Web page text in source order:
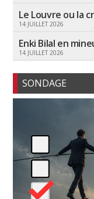
Le Louvre ou la
14 JUILLET 2026
Enki Bilal en
14 JUILLET 2026
SONDAGE